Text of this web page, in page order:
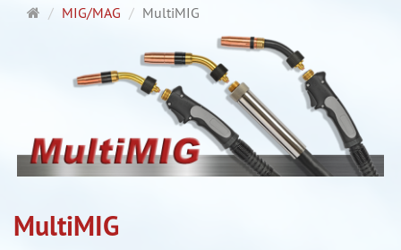
Startpagina
MIG/MAG MultiMIG
MultiMIG